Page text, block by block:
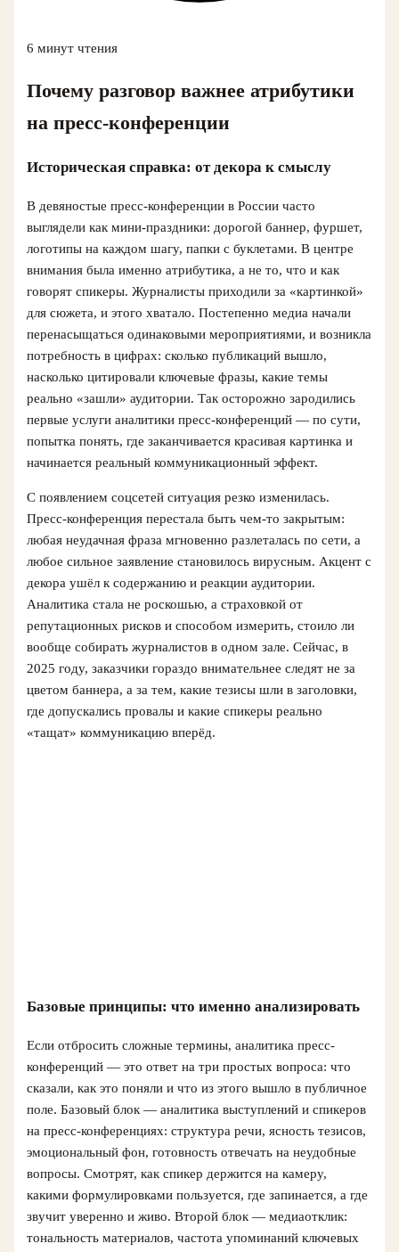
6 минут чтения
Почему разговор важнее атрибутики
на пресс-конференции
Историческая справка: от декора к смыслу
В девяностые пресс-конференции в России часто
выглядели как мини-праздники: дорогой баннер, фуршет,
логотипы на каждом шагу, папки с буклетами. В центре
внимания была именно атрибутика, а не то, что и как
говорят спикеры. Журналисты приходили за «картинкой»
для сюжета, и этого хватало. Постепенно медиа начали
перенасыщаться одинаковыми мероприятиями, и возникла
потребность в цифрах: сколько публикаций вышло,
насколько цитировали ключевые фразы, какие темы
реально «зашли» аудитории. Так осторожно зародились
первые услуги аналитики пресс-конференций — по сути,
попытка понять, где заканчивается красивая картинка и
начинается реальный коммуникационный эффект.
С появлением соцсетей ситуация резко изменилась.
Пресс-конференция перестала быть чем-то закрытым:
любая неудачная фраза мгновенно разлеталась по сети, а
любое сильное заявление становилось вирусным. Акцент с
декора ушёл к содержанию и реакции аудитории.
Аналитика стала не роскошью, а страховкой от
репутационных рисков и способом измерить, стоило ли
вообще собирать журналистов в одном зале. Сейчас, в
2025 году, заказчики гораздо внимательнее следят не за
цветом баннера, а за тем, какие тезисы шли в заголовки,
где допускались провалы и какие спикеры реально
«тащат» коммуникацию вперёд.
Базовые принципы: что именно анализировать
Если отбросить сложные термины, аналитика пресс-
конференций — это ответ на три простых вопроса: что
сказали, как это поняли и что из этого вышло в публичное
поле. Базовый блок — аналитика выступлений и спикеров
на пресс-конференциях: структура речи, ясность тезисов,
эмоциональный фон, готовность отвечать на неудобные
вопросы. Смотрят, как спикер держится на камеру,
какими формулировками пользуется, где запинается, а где
звучит уверенно и живо. Второй блок — медиаотклик:
тональность материалов, частота упоминаний ключевых